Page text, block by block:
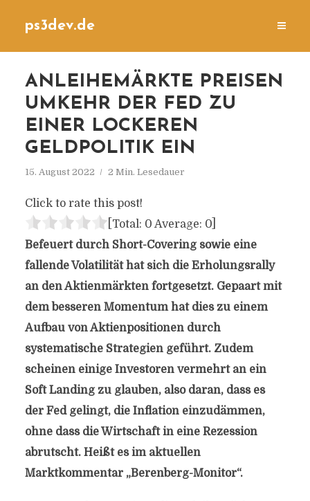
ps3dev.de
ANLEIHEMÄRKTE PREISEN
UMKEHR DER FED ZU
EINER LOCKEREN
GELDPOLITIK EIN
15. August 2022 2 Min. Lesedauer
Click to rate this post!
[Total: 0 Average: 0]
Befeuert durch Short-Covering sowie eine
fallende Volatilität hat sich die Erholungsrally
an den Aktienmärkten fortgesetzt. Gepaart mit
dem besseren Momentum hat dies zu einem
Aufbau von Aktienpositionen durch
systematische Strategien geführt. Zudem
scheinen einige Investoren vermehrt an ein
Soft Landing zu glauben, also daran, dass es
der Fed gelingt, die Inflation einzudämmen,
ohne dass die Wirtschaft in eine Rezession
abrutscht. Heißt es im aktuellen
Marktkommentar „Berenberg-Monitor“.